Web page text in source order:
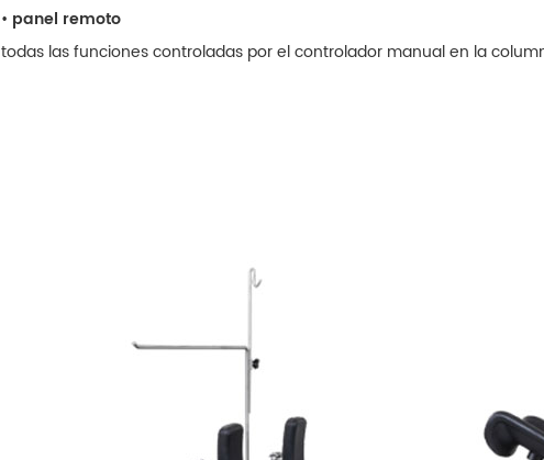
• panel remoto
todas las funciones controladas por el controlador manual en la